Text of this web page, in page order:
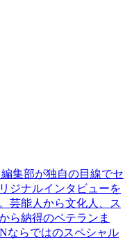
集部が独自の目線でセ
ジナルインタビューを
芸能人から文化人、ス
ら納得のベテランま
ならではのスペシャル